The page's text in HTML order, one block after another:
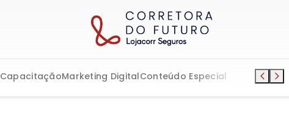
CapacitaçãoMarketing DigitalConteúdo Especial